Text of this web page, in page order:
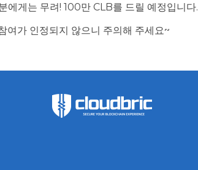
에게는 무려! 100만 CLB를 드릴 예정입니다.
여가 인정되지 않으니 주의해 주세요~